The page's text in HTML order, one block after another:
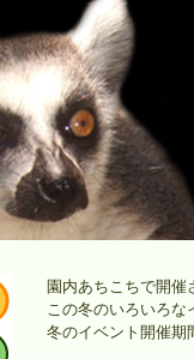
園内あちこちで開催
この冬のいろいろな
冬のイベント開催期